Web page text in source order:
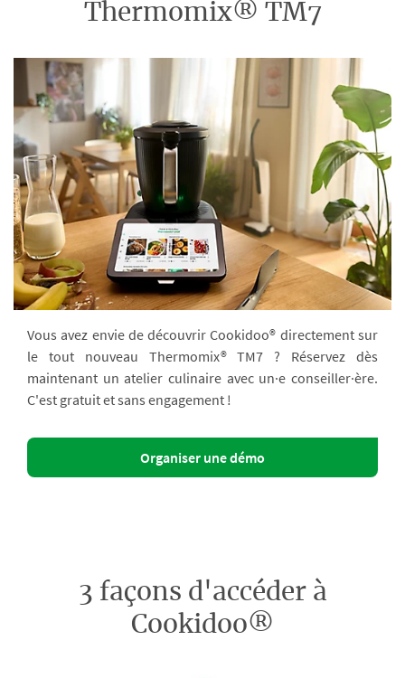
Thermomix® TM7
Vous avez envie de découvrir Cookidoo® directement sur
le tout nouveau Thermomix® TM7 ? Réservez dès
maintenant un atelier culinaire avec un·e conseiller·ère.
C'est gratuit et sans engagement !
Organiser une démo
3 façons d'accéder à
Cookidoo®